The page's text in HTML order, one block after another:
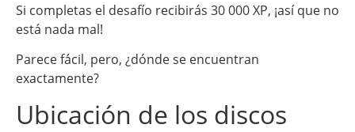
Si completas el desafío recibirás 30 000 XP, ¡así que no
está nada mal!
Parece fácil, pero, ¿dónde se encuentran
exactamente?
Ubicación de los discos